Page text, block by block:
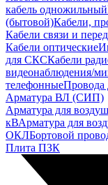
кабель одножильный
(бытовой)Кабели,
Кабели связи и
Кабели оптические
для СКСКабели
видеонаблюдения/
телефонныеПровода
Арматура ВЛ (СИП)
Арматура для
кВАрматура для
ОКЛБортовой
Плита ПЗК